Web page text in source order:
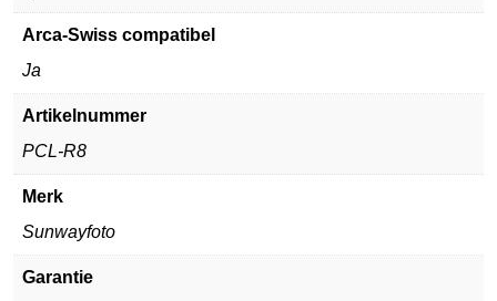
Arca-Swiss compatibel
Ja
Artikelnummer
PCL-R8
Merk
Sunwayfoto
Garantie